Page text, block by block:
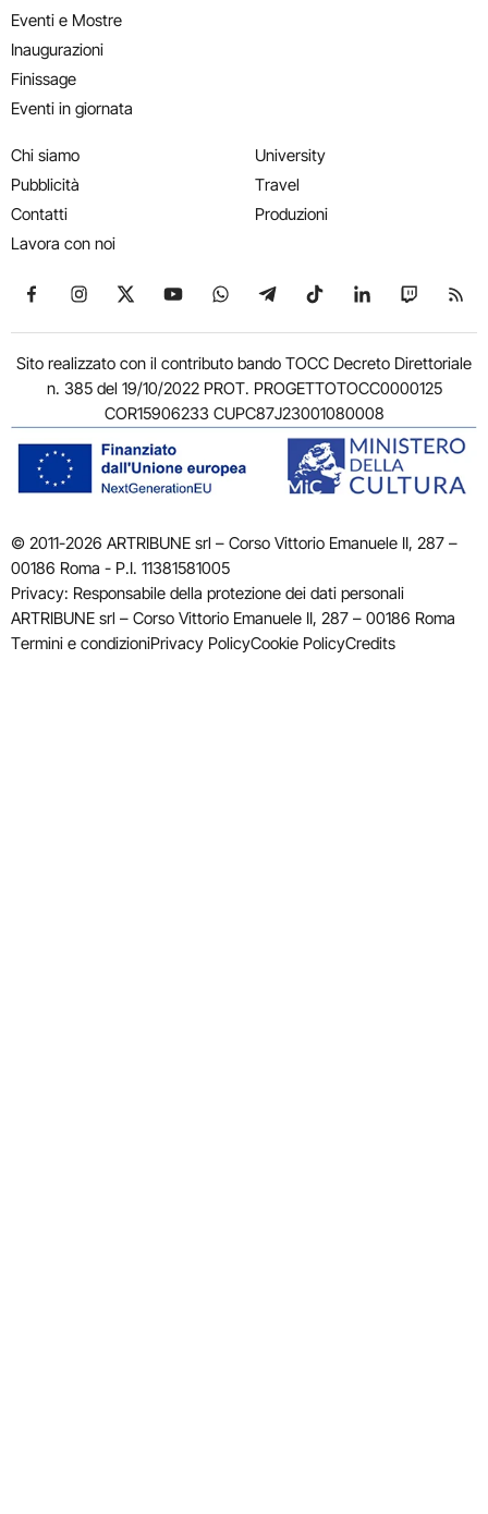
Eventi e Mostre
Inaugurazioni
Finissage
Eventi in giornata
Chi siamo
Pubblicità
Contatti
Lavora con noi
University
Travel
Produzioni
Seguici su Facebook
Seguici su Instagram
Seguici su X
Seguici su YouTube
Seguici su WhatsApp
Seguici su Telegram
Seguici su TikTok
Seguici su
Seguici
Sito realizzato con il contributo bando TOCC Decreto Direttoriale
n. 385 del 19/10/2022 PROT. PROGETTOTOCC0000125
COR15906233 CUPC87J23001080008
© 2011-2026 ARTRIBUNE srl – Corso Vittorio Emanuele II, 287 –
00186 Roma - P.I. 11381581005
Privacy: Responsabile della protezione dei dati personali
ARTRIBUNE srl – Corso Vittorio Emanuele II, 287 – 00186 Roma
Termini e condizioniPrivacy PolicyCookie PolicyCredits